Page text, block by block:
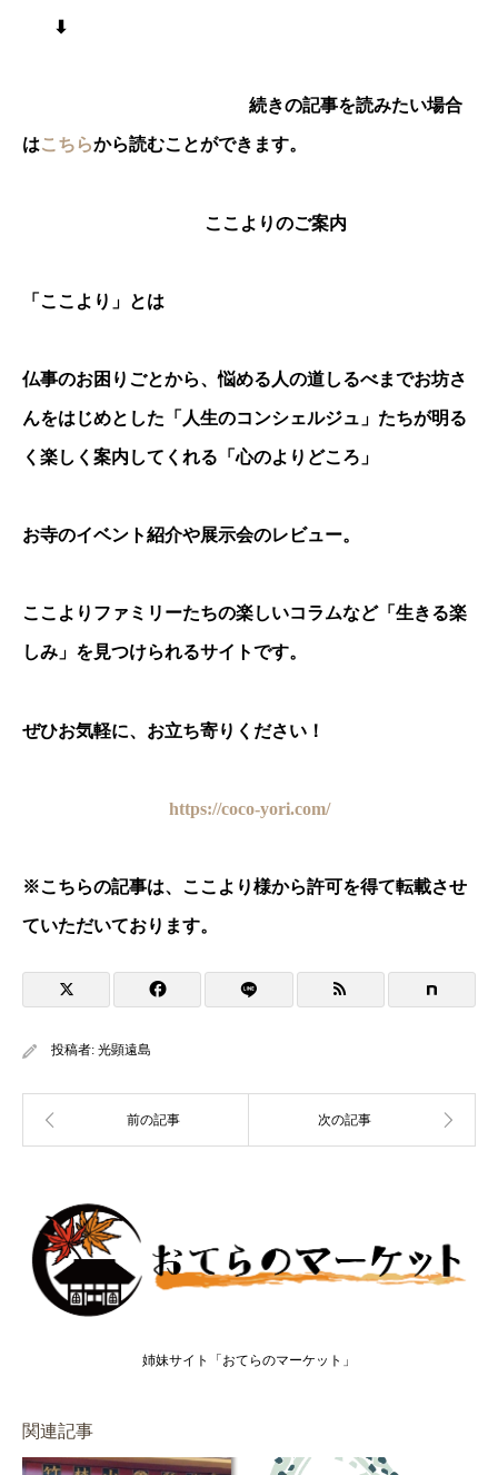
⬇︎
続きの記事を読みたい場合
はこちらから読むことができます。
ここよりのご案内
「ここより」とは
仏事のお困りごとから、悩める人の道しるべまでお坊さ
んをはじめとした「人生のコンシェルジュ」たちが明る
く楽しく案内してくれる「心のよりどころ」
お寺のイベント紹介や展示会のレビュー。
ここよりファミリーたちの楽しいコラムなど「生きる楽
しみ」を見つけられるサイトです。
ぜひお気軽に、お立ち寄りください！
https://coco-yori.com/
※こちらの記事は、ここより様から許可を得て転載させ
ていただいております。
投稿者: 光顕遠島
姉妹サイト「おてらのマーケット」
関連記事